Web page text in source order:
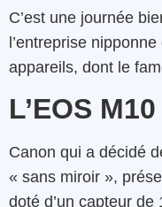
C’est une journée
l’entreprise
appareils, dont le
L’EOS M10
Canon qui a décidé
« sans miroir »,
doté d’un capteur de